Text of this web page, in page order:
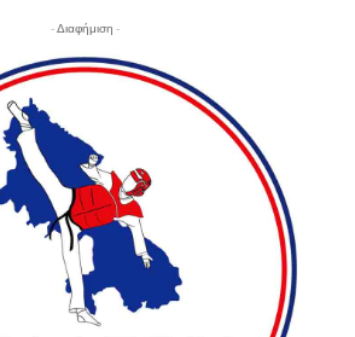
- Διαφήμιση -